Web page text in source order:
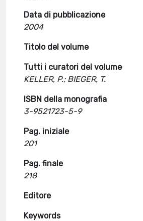
Data di pubblicazione
2004
Titolo del volume
Tutti i curatori del volume
KELLER, P.; BIEGER, T.
ISBN della monografia
3-9521723-5-9
Pag. iniziale
201
Pag. finale
218
Editore
Keywords